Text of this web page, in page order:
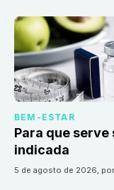
BEM-ESTAR
Para que
indicada
5 de agosto de 2026, por